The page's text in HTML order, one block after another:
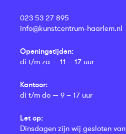
023 53 27 895
info@kunstcentrum-haarlem.nl
Openingstijden:
di t/m za — 11 – 17 uur
Kantoor:
di t/m do — 9 – 17 uur
Let op:
Dinsdagen zijn wij gesloten van